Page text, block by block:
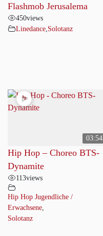
Flashmob Jerusalema
450views
Linedance Solotanz
03:54
Hip Hop – Choreo BTS-
Dynamite
113views
Hip Hop Jugendliche /
Erwachsene
Solotanz